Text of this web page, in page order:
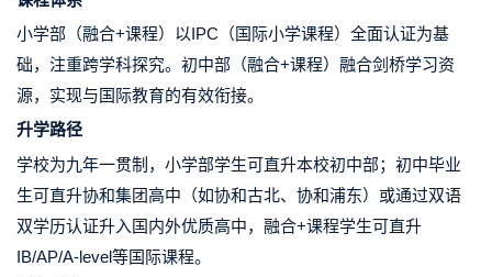
小学部（融合+课程）以IPC（国际小学课程）全面认证为基
础，注重跨学科探究。初中部（融合+课程）融合剑桥学习资
源，实现与国际教育的有效衔接。
升学路径
学校为九年一贯制，小学部学生可直升本校初中部；初中毕业
生可直升协和集团高中（如协和古北、协和浦东）或通过双语
双学历认证升入国内外优质高中，融合+课程学生可直升
IB/AP/A-level等国际课程。